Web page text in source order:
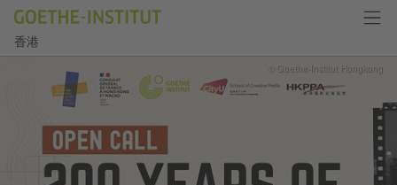
香港
© Goethe-Institut Hongkong